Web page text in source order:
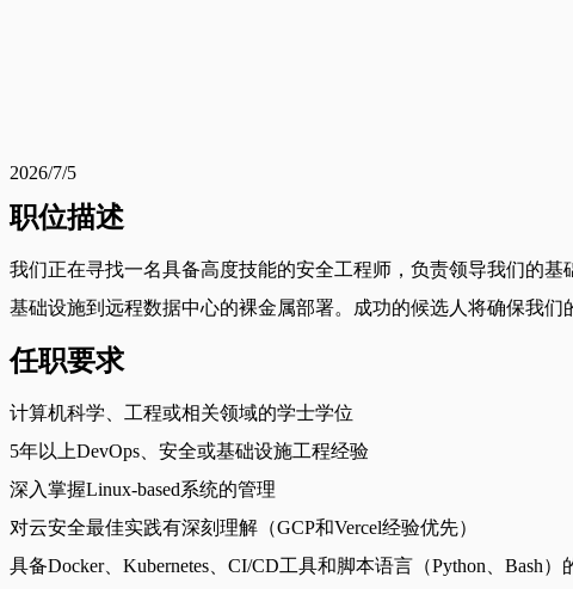
2026/7/5
职位描述
我们正在寻找一名具备高度技能的安全工程师，负责领导我们的
基础设施到远程数据中心的裸金属部署。成功的候选人将确保我
任职要求
计算机科学、工程或相关领域的学士学位
5年以上DevOps、安全或基础设施工程经验
深入掌握Linux-based系统的管理
对云安全最佳实践有深刻理解（GCP和Vercel经验优先）
具备Docker、Kubernetes、CI/CD工具和脚本语言（Python、Bash）